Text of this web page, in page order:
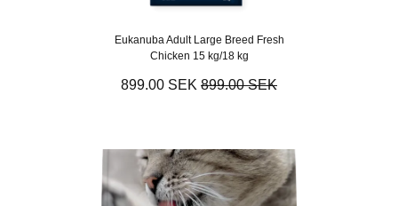
Eukanuba Adult Large Breed Fresh
Chicken 15 kg/18 kg
899.00 SEK 899.00 SEK